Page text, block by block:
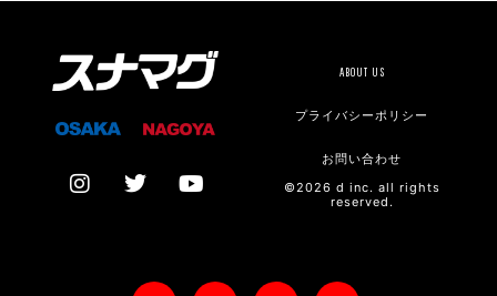
ABOUT US
プライバシーポリシー
お問い合わせ
©2026 d inc. all rights
reserved.